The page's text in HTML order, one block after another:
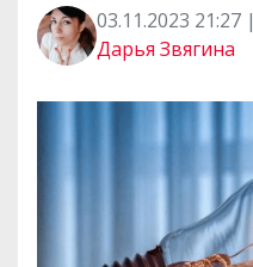
03.11.2023 21:27 |
Дарья Звягина